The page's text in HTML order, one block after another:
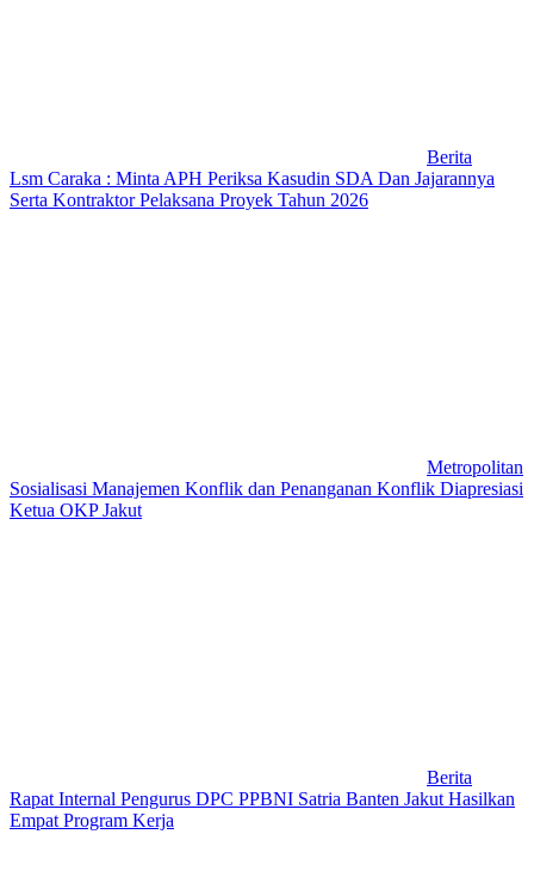
Berita
Lsm Caraka : Minta APH Periksa Kasudin SDA Dan Jajarannya
Serta Kontraktor Pelaksana Proyek Tahun 2026
Metropolitan
Sosialisasi Manajemen Konflik dan Penanganan Konflik Diapresiasi
Ketua OKP Jakut
Berita
Rapat Internal Pengurus DPC PPBNI Satria Banten Jakut Hasilkan
Empat Program Kerja